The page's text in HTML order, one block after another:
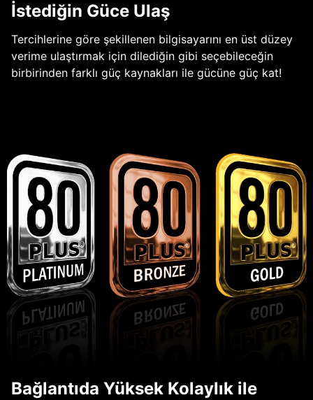
İstediğin Güce Ulaş
Tercihlerine göre şekillenen bilgisayarını en üst düzey
verime ulaştırmak için dilediğin gibi seçebileceğin
birbirinden farklı güç kaynakları ile gücüne güç kat!
Bağlantıda Yüksek Kolaylık ile